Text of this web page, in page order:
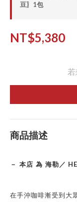
豆〗1包
NT$5,380
商品描述
－ 本店 為 海勒／
在手沖咖啡漸受到大